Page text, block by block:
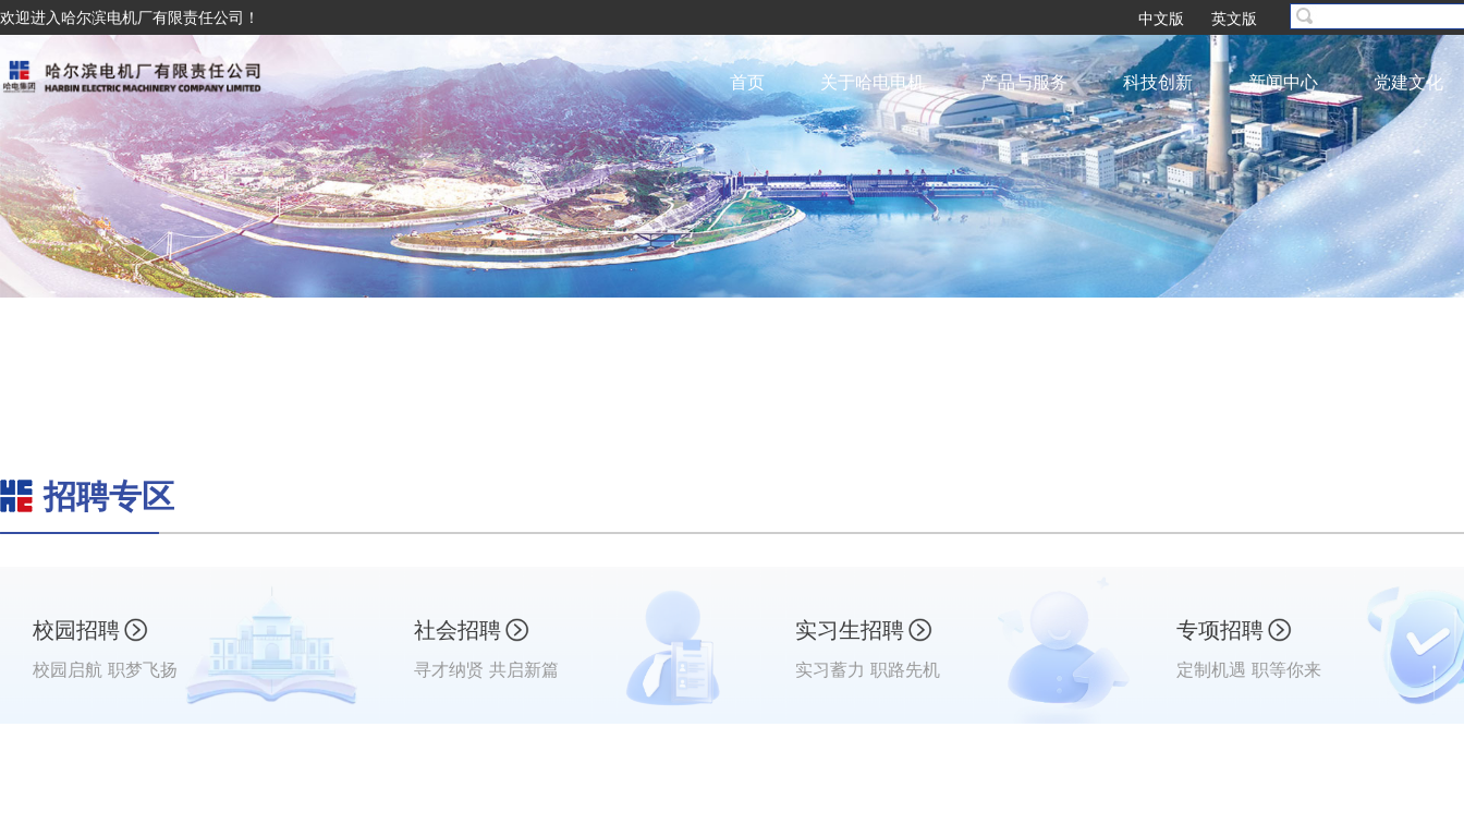
欢迎进入哈尔滨电机厂有限责任公司！ 中文版 英文版
首页 关于哈电电机 产品与服务 科技创新 新闻中心 党建文化
招聘专区
校园招聘
校园启航 职梦飞扬
社会招聘
寻才纳贤 共启新篇
实习生招聘
实习蓄力 职路先机
专项招聘
定制机遇 职等你来